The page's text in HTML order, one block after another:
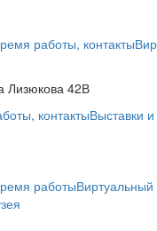
работы, контакты
Лизюкова 42В
контактыВыставки
работыВиртуальный